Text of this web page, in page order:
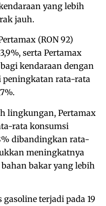
yang lebih
jauh.
(RON 92)
serta Pertamax
kendaraan dengan
rata-rata
lingkungan, Pertamax
rata konsumsi
dibandingkan rata-
meningkatnya
bakar yang lebih
terjadi pada 19